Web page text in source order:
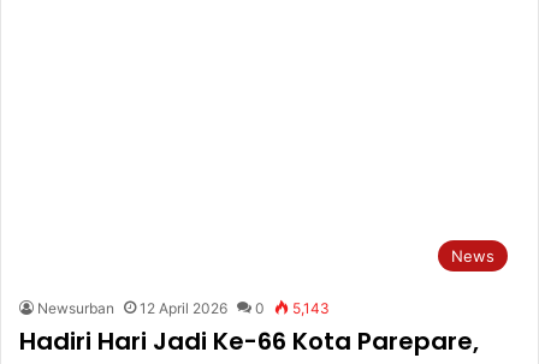
News
Newsurban 12 April 2026 0 5,143
Hadiri Hari Jadi Ke-66 Kota Parepare,